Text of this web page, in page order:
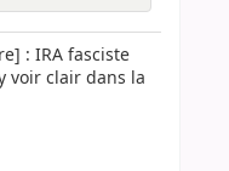
: IRA fasciste
voir clair dans la